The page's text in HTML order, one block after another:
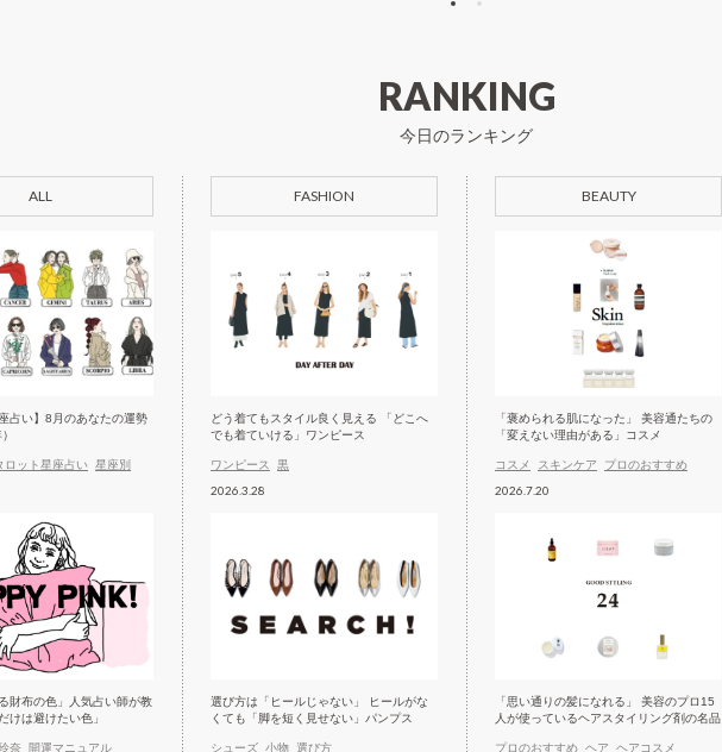
ルス・ハイテク」なデザイン
RANKING
今日のランキング
ALL
占い】8月のあなたの運勢
ロット星座占い 星座別
財布の色」人気占い師が教
けは避けたい色」
奈 開運マニュアル
FASHION
どう着てもスタイル良く見える 「どこへ
でも着ていける」ワンピース
ワンピース 黒
2026.3.28
選び方は「ヒールじゃない」 ヒールがな
くても「脚を短く見せない」パンプス
シューズ 小物 選び方
BEAUTY
「褒められる肌になった」 美容通たちの
「変えない理由がある」コスメ
コスメ スキンケア プロのおすすめ
2026.7.20
「思い通りの髪になれる」 美容のプロ15
人が使っているヘアスタイリング剤の名品
プロのおすすめ ヘア ヘアコスメ